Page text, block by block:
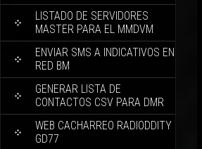
LISTADO DE SERVIDORES
MASTER PARA EL MMDVM
ENVIAR SMS A INDICATIVOS EN
RED BM
GENERAR LISTA DE
CONTACTOS CSV PARA DMR
WEB CACHARREO RADIODDITY
GD77